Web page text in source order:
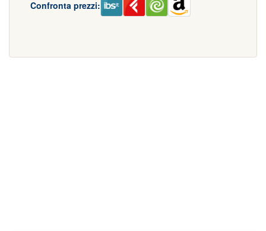
Confronta prezzi: